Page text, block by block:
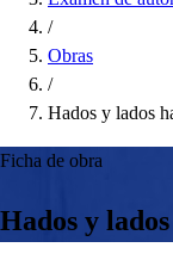
/
Obras
/
Hados y lados
Ficha de obra
Hados y